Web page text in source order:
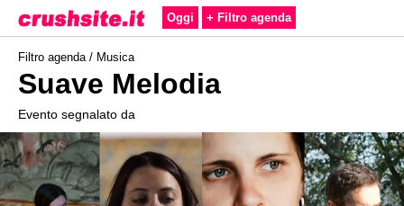
Oggi + Filtro agenda
Filtro agenda / Musica
Suave Melodia
Evento segnalato da